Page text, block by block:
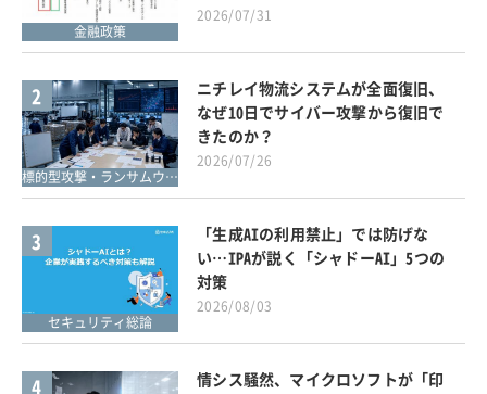
金融政策
2026/07/31
2
標的型攻撃・ランサムウェア対策
ニチレイ物流システムが全面復旧、
なぜ10日でサイバー攻撃から復旧で
きたのか？
2026/07/26
3
セキュリティ総論
「生成AIの利用禁止」では防げな
い…IPAが説く「シャドーAI」5つの
対策
2026/08/03
4
情シス騒然、マイクロソフトが「印